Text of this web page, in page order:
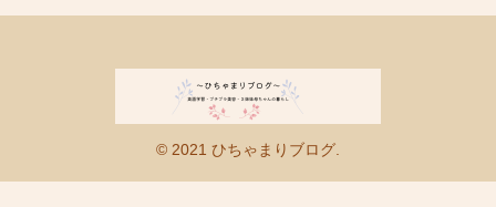
© 2021 ひちゃまりブログ.